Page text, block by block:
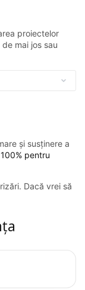
proiectelor
mai jos sau
și susținere a
pentru
Dacă vrei să